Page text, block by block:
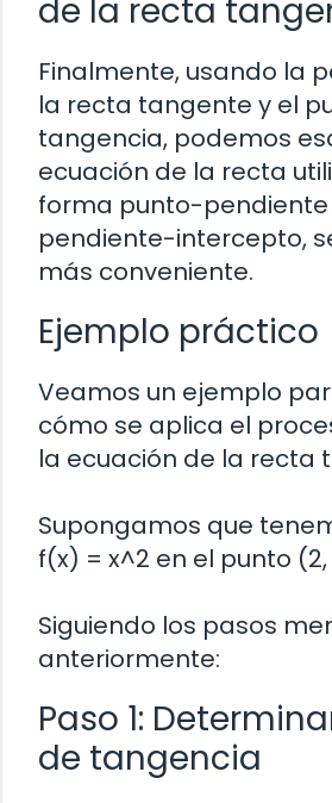
de la recta
Finalmente, usando la
la recta tangente y el
tangencia, podemos
ecuación de la recta
forma punto-
pendiente-intercepto,
más conveniente.
Ejemplo práctico
Veamos un ejemplo
cómo se aplica el
la ecuación de la recta
Supongamos que
f(x) = x^2 en el punto (2,
Siguiendo los pasos
anteriormente:
Paso 1:
de tangencia